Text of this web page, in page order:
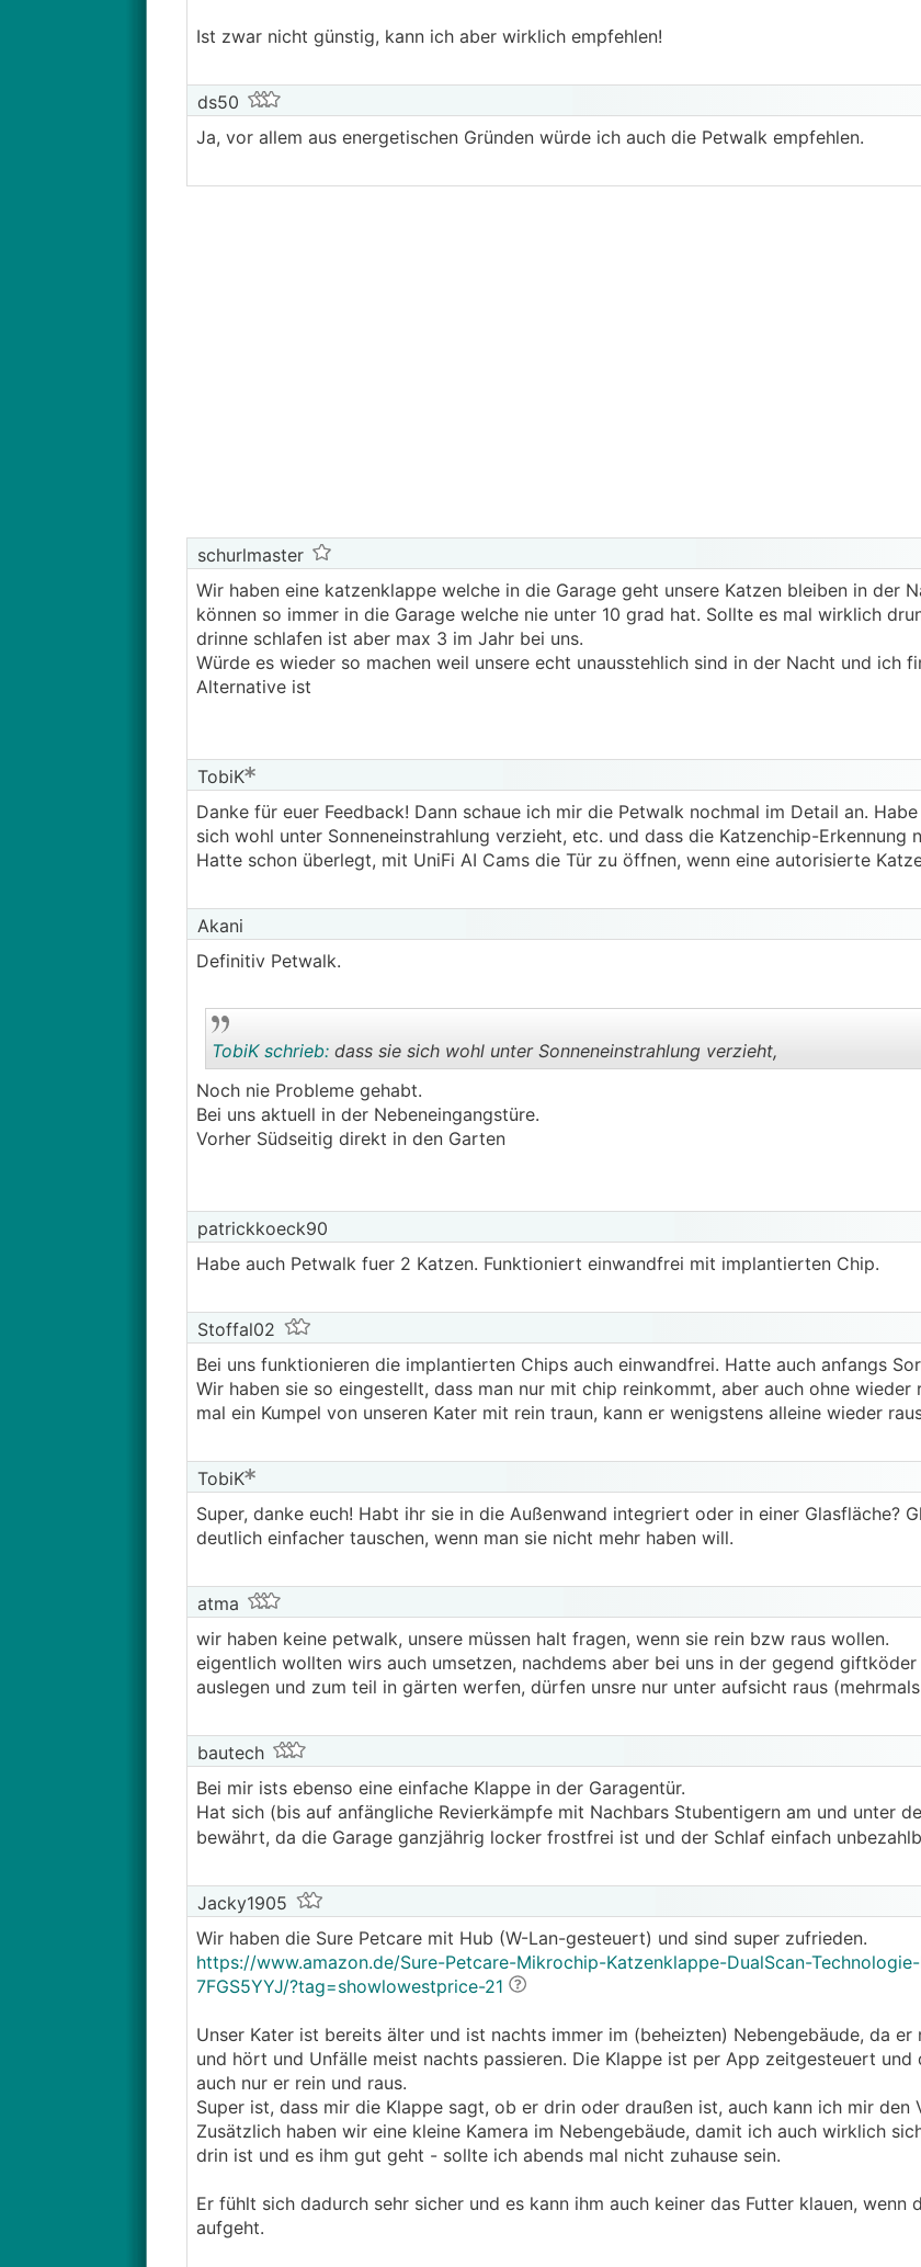
Ist zwar nicht günstig, kann ich aber wirklich empfehlen!
ds50
Ja, vor allem aus energetischen Gründen würde ich auch die Petwalk empfehlen.
schurlmaster
Wir haben eine katzenklappe welche in die Garage geht unsere Katzen bleiben in der
können so immer in die Garage welche nie unter 10 grad hat. Sollte es mal wirklich
drinne schlafen ist aber max 3 im Jahr bei uns.
Würde es wieder so machen weil unsere echt unausstehlich sind in der Nacht und ich
Alternative ist
TobiK
Danke für euer Feedback! Dann schaue ich mir die Petwalk nochmal im Detail an.
sich wohl unter Sonneneinstrahlung verzieht, etc. und dass die Katzenchip-Erkennung
Hatte schon überlegt, mit UniFi AI Cams die Tür zu öffnen, wenn eine autorisierte
Akani
Definitiv Petwalk.
TobiK schrieb:dass sie sich wohl unter Sonneneinstrahlung verzieht,
Noch nie Probleme gehabt.
Bei uns aktuell in der Nebeneingangstüre.
Vorher Südseitig direkt in den Garten
patrickkoeck90
Habe auch Petwalk fuer 2 Katzen. Funktioniert einwandfrei mit implantierten Chip.
Stoffal02
Bei uns funktionieren die implantierten Chips auch einwandfrei. Hatte auch anfangs
Wir haben sie so eingestellt, dass man nur mit chip reinkommt, aber auch ohne wieder
mal ein Kumpel von unseren Kater mit rein traun, kann er wenigstens alleine wieder
TobiK
Super, danke euch! Habt ihr sie in die Außenwand integriert oder in einer Glasfläche?
deutlich einfacher tauschen, wenn man sie nicht mehr haben will.
atma
wir haben keine petwalk, unsere müssen halt fragen, wenn sie rein bzw raus wollen.
eigentlich wollten wirs auch umsetzen, nachdems aber bei uns in der gegend
auslegen und zum teil in gärten werfen, dürfen unsre nur unter aufsicht raus
bautech
Bei mir ists ebenso eine einfache Klappe in der Garagentür.
Hat sich (bis auf anfängliche Revierkämpfe mit Nachbars Stubentigern am und unter
bewährt, da die Garage ganzjährig locker frostfrei ist und der Schlaf einfach
Jacky1905
Wir haben die Sure Petcare mit Hub (W-Lan-gesteuert) und sind super zufrieden.
https://www.amazon.de/Sure-Petcare-Mikrochip-Katzenklappe-DualScan-
7FGS5YYJ/?tag=showlowestprice-21
Unser Kater ist bereits älter und ist nachts immer im (beheizten) Nebengebäude, da
und hört und Unfälle meist nachts passieren. Die Klappe ist per App zeitgesteuert und
auch nur er rein und raus.
Super ist, dass mir die Klappe sagt, ob er drin oder draußen ist, auch kann ich mir den
Zusätzlich haben wir eine kleine Kamera im Nebengebäude, damit ich auch wirklich
drin ist und es ihm gut geht - sollte ich abends mal nicht zuhause sein.
Er fühlt sich dadurch sehr sicher und es kann ihm auch keiner das Futter klauen, wenn
aufgeht.